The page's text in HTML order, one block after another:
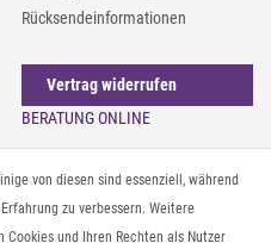
Rücksendeinformationen
Vertrag widerrufen
BERATUNG ONLINE
Gürtel messen & kürzen
Sonnenbrillen & UV-Schutz
Textilpflege
von diesen sind essenziell, während
zu verbessern. Weitere
Cookies und Ihren Rechten als Nutzer